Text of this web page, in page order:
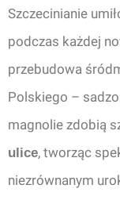
Szczecinianie
podczas każdej
przebudowa
Polskiego –
magnolie zdobią
ulice, tworząc
niezrównanym